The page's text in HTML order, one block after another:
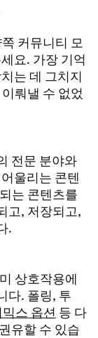
커뮤니티 모
요. 가장 기억
는 데 그치지
뤄낼 수 없었
전문 분야와
울리는 콘텐
는 콘텐츠를
고, 저장되고,
.
상호작용에
다. 폴링, 투
믹스 옵션 등 다
유할 수 있습